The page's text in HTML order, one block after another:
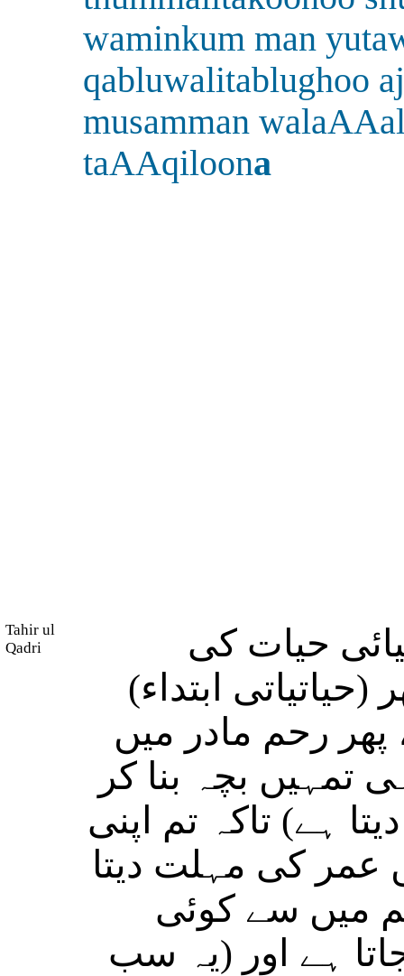
waminkum man
qabluwalitablughoo
musamman
taAAqiloona
Tahir ul
Qadri
حیات کی
ابتداء)
رحم مادر میں
تمہیں بچہ بنا کر
ہے) تاکہ تم اپنی
عمر کی مہلت دیتا
میں سے کوئی
ہے اور (یہ سب